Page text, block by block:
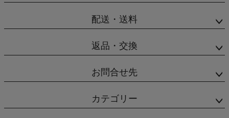
配送・送料
返品・交換
お問合せ先
カテゴリー